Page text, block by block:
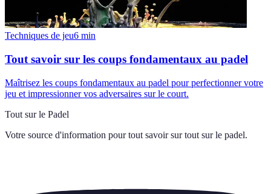
Techniques de jeu6 min
Tout savoir sur les coups fondamentaux au padel
Maîtrisez les coups fondamentaux au padel pour perfectionner votre
jeu et impressionner vos adversaires sur le court.
Tout sur le Padel
Votre source d'information pour tout savoir sur tout sur le padel.